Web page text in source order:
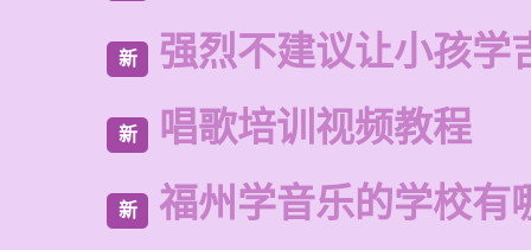
新 强烈不建议让小孩学
新 唱歌培训视频教程
新 福州学音乐的学校有